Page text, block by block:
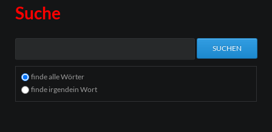
Suche
SUCHEN
finde alle Wörter
finde irgendein Wort